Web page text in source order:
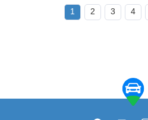
1 2 3 4